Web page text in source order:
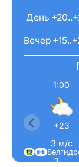
Вечер
День
1:00
+23
3 м/с
З ←